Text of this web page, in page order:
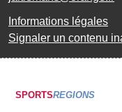
Informations légales
Signaler un contenu
SPORTSREGIONS